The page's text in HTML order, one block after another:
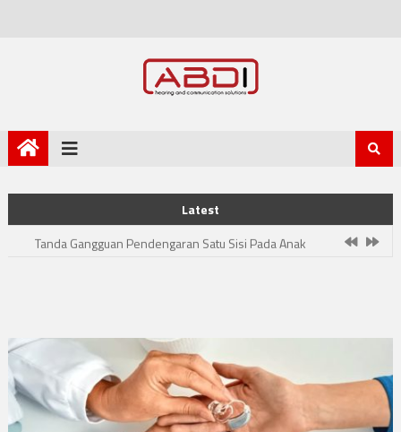
Latest
Bahaya Headphone Untuk Kesehatan Telinga
Cara Menjaga Alat Bantu Dengar Dari Kelembaban
Tanda Gangguan Pendengaran Satu Sisi Pada Anak